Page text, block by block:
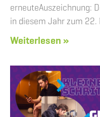
erneuteAuszeichnung:
in diesem Jahr zum 22.
Weiterlesen »